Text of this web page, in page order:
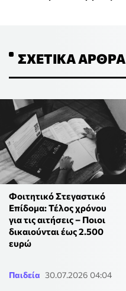
ΣΧΕΤΙΚΆ ΆΡΘΡΑ
Φοιτητικό Στεγαστικό
Επίδομα: Τέλος χρόνου
για τις αιτήσεις – Ποιοι
δικαιούνται έως 2.500
ευρώ
Παιδεία 30.07.2026 04:04